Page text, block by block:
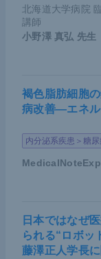
北海道大学病院
講師
小野澤 真弘 先生
褐色脂肪細胞
病改善―エネル
内分泌系疾患＞糖尿
日本ではなぜ
られる“ロボ
藤澤正人学長